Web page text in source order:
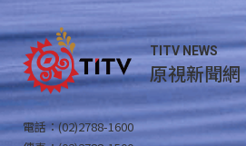
TITV NEWS
原視新聞網
電話：(02)2788-1600